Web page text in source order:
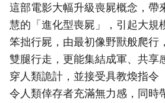
這部電影大幅升級喪屍概念，帶
慧的「進化型喪屍」，引起大規
笨拙行屍，由最初像野獸般爬行
雙腿行走，更能集結成軍、共享
穿人類詭計，並接受具教煥指令
令人類倖存者充滿無力感，同時